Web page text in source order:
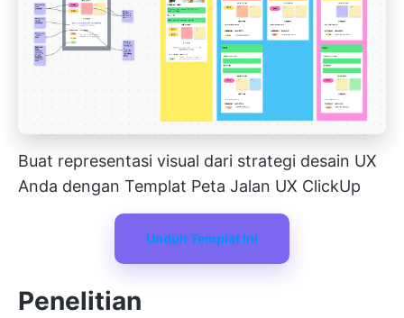
Buat representasi visual dari strategi desain UX
Anda dengan Templat Peta Jalan UX ClickUp
Unduh Templat Ini
Penelitian